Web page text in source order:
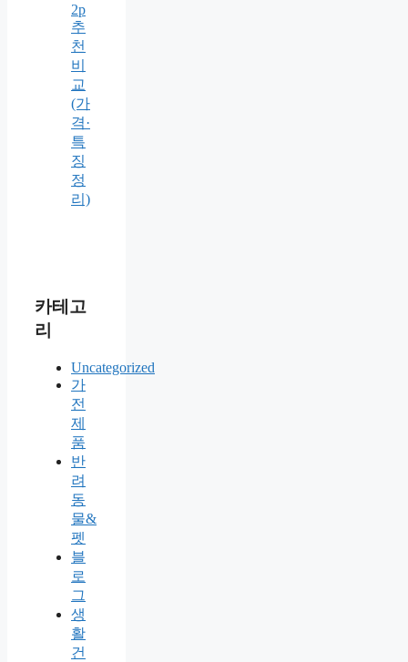
2p
추
천
비
교
(가
격·
특
징
정
리)
카테고
리
Uncategorized
가
전
제
품
반
려
동
물&
펫
블
로
그
생
활
건